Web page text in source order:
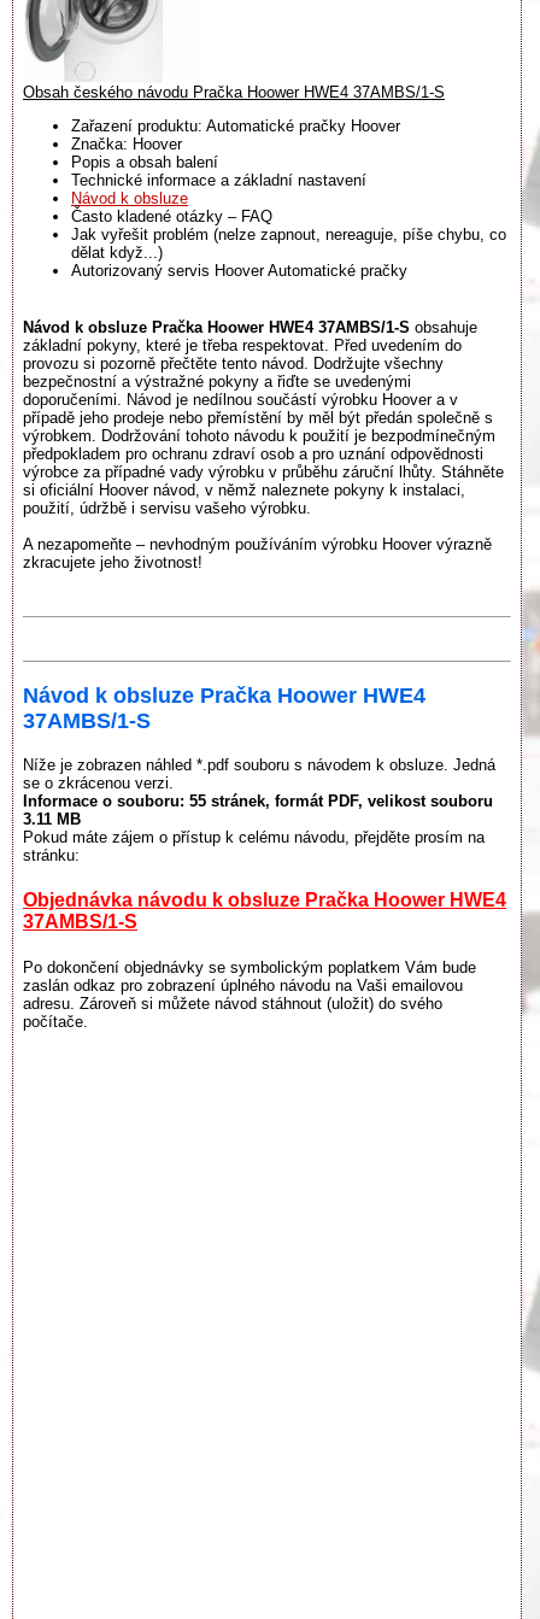
Obsah českého návodu Pračka Hoower HWE4 37AMBS/1-S
Zařazení produktu: Automatické pračky Hoover
Značka: Hoover
Popis a obsah balení
Technické informace a základní nastavení
Návod k obsluze
Často kladené otázky – FAQ
Jak vyřešit problém (nelze zapnout, nereaguje, píše chybu, co
dělat když...)
Autorizovaný servis Hoover Automatické pračky
Návod k obsluze Pračka Hoower HWE4 37AMBS/1-S obsahuje
základní pokyny, které je třeba respektovat. Před uvedením do
provozu si pozorně přečtěte tento návod. Dodržujte všechny
bezpečnostní a výstražné pokyny a řiďte se uvedenými
doporučeními. Návod je nedílnou součástí výrobku Hoover a v
případě jeho prodeje nebo přemístění by měl být předán společně s
výrobkem. Dodržování tohoto návodu k použití je bezpodmínečným
předpokladem pro ochranu zdraví osob a pro uznání odpovědnosti
výrobce za případné vady výrobku v průběhu záruční lhůty. Stáhněte
si oficiální Hoover návod, v němž naleznete pokyny k instalaci,
použití, údržbě i servisu vašeho výrobku.
A nezapomeňte – nevhodným používáním výrobku Hoover výrazně
zkracujete jeho životnost!
Návod k obsluze Pračka Hoower HWE4
37AMBS/1-S
Níže je zobrazen náhled *.pdf souboru s návodem k obsluze. Jedná
se o zkrácenou verzi.
Informace o souboru: 55 stránek, formát PDF, velikost souboru
3.11 MB
Pokud máte zájem o přístup k celému návodu, přejděte prosím na
stránku:
Objednávka návodu k obsluze Pračka Hoower HWE4
37AMBS/1-S
Po dokončení objednávky se symbolickým poplatkem Vám bude
zaslán odkaz pro zobrazení úplného návodu na Vaši emailovou
adresu. Zároveň si můžete návod stáhnout (uložit) do svého
počítače.